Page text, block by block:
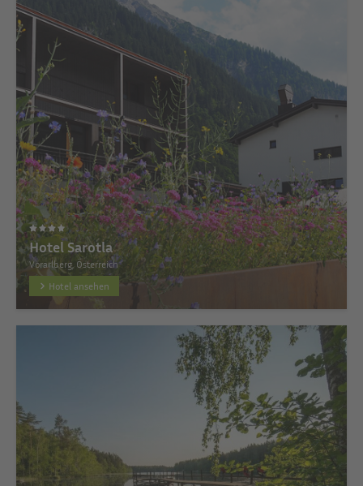
Hotel Sarotla
Vorarlberg, Österreich
Hotel ansehen